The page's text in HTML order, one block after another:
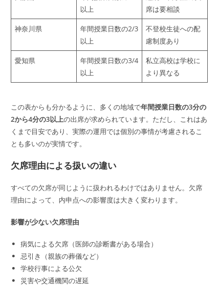
以上
席は要相談
神奈川県
年間授業日数の2/3
以上
不登校生徒への配
慮制度あり
愛知県
年間授業日数の3/4
以上
私立高校は学校に
より異なる
この表からも分かるように、多くの地域で年間授業日数の3分の
2から4分の3以上の出席が求められています。ただし、これはあ
くまで目安であり、実際の運用では個別の事情が考慮されるこ
とも多いのが実情です。
欠席理由による扱いの違い
すべての欠席が同じように扱われるわけではありません。欠席
理由によって、内申点への影響度は大きく変わります。
影響が少ない欠席理由
病気による欠席（医師の診断書がある場合）
忌引き（親族の葬儀など）
学校行事による公欠
災害や交通機関の遅延